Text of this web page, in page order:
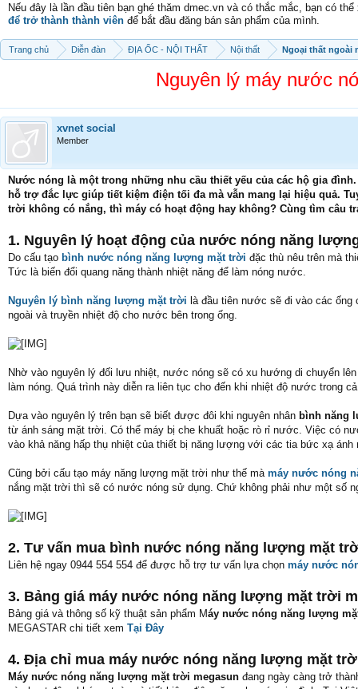
Nếu đây là lần đầu tiên bạn ghé thăm dmec.vn và có thắc mắc, bạn có
để trở thành thành viên để bắt đầu đăng bán sản phẩm của mình.
Trang chủ Diễn đàn ĐỊA ỐC - NỘI THẤT Nội thất Ngoại thất ngoài
Nguyên lý máy nước
xvnet social
Member
Nước nóng là một trong những nhu cầu thiết yếu của các hộ gia
hỗ trợ đắc lực giúp tiết kiệm điện tối đa mà vẫn mang lại hiệu quả.
trời không có nắng, thì máy có hoạt động hay không? Cùng tìm câu
1. Nguyên lý hoạt động của nước nóng năng
Do cấu tạo bình nước nóng năng lượng mặt trời đặc thù nêu trên mà
Tức là biến đổi quang năng thành nhiệt năng để làm nóng nước.
Nguyên lý bình năng lượng mặt trời là đầu tiên nước sẽ đi vào các
ngoài và truyền nhiệt độ cho nước bên trong ống.
Nhờ vào nguyên lý đối lưu nhiệt, nước nóng sẽ có xu hướng di chuyển
làm nóng. Quá trình này diễn ra liên tục cho đến khi nhiệt độ nước trong
Dựa vào nguyên lý trên bạn sẽ biết được đôi khi nguyên nhân bình năng
từ ánh sáng mặt trời. Có thể máy bị che khuất hoặc rò rỉ nước. Việc có
vào khả năng hấp thụ nhiệt của thiết bị năng lượng với các tia bức xạ ánh
Cũng bởi cấu tạo máy năng lượng mặt trời như thế mà máy nước nóng
nắng mặt trời thì sẽ có nước nóng sử dụng. Chứ không phải như một số
2. Tư vấn mua bình nước nóng năng lượng mặt
Liên hệ ngay 0944 554 554 để được hỗ trợ tư vấn lựa chọn máy nước
3. Bảng giá máy nước nóng năng lượng mặt trời
Bảng giá và thông số kỹ thuật sản phẩm Máy nước nóng năng lượng
MEGASTAR chi tiết xem Tại Đây
4. Địa chỉ mua máy nước nóng năng lượng mặt
Máy nước nóng năng lượng mặt trời megasun đang ngày càng trở